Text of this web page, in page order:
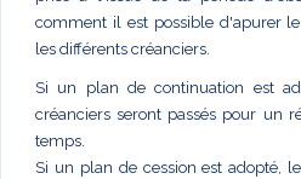
comment il est possible d'apurer
les différents créanciers.
Si un plan de continuation est
créanciers seront passés pour un
temps.
Si un plan de cession est adopté,